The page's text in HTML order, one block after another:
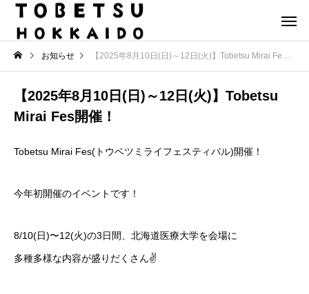
お知らせ 【2025年8月10日(日)～12日(火)】Tobetsu Mirai Fes開催！
【2025年8月10日(日)～12日(火)】Tobetsu
Mirai Fes開催！
Tobetsu Mirai Fes(トウベツミライフェスティバル)開催！
今年初開催のイベントです！
8/10(日)〜12(火)の3日間、北海道医療大学を会場に
多種多様な内容が盛りだくさん✌️